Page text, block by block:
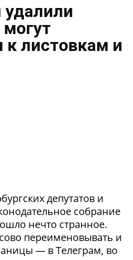
к листовкам и
депутатов и
собрание
нечто странное.
переименовывать и
— в Телеграм, во